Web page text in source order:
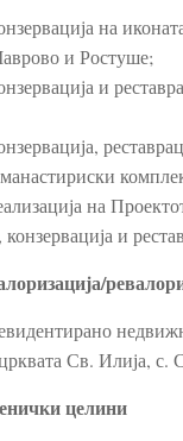
на
и Ростуше;
и
на
и
Св. Илија,
целини